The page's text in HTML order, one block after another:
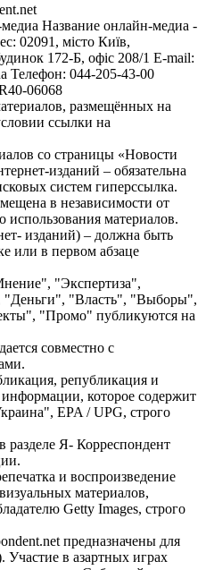
Название онлайн-медиа -
02091, місто Київ,
172-Б, офіс 208/1 E-mail:
Телефон: 044-205-43-00
06068
размещённых на
ссылки на
со страницы «Новости
изданий – обязательна
систем гиперссылка.
в независимости от
использования материалов.
изданий) – должна быть
или в первом абзаце
"Экспертиза",
"Деньги", "Власть", "Выборы",
"Промо" публикуются на
совместно с
републикация и
информации, которое содержит
EPA / UPG, строго
разделе Я- Корреспондент
и воспроизведение
материалов,
Getty Images, строго
предназначены для
Участие в азартных играх